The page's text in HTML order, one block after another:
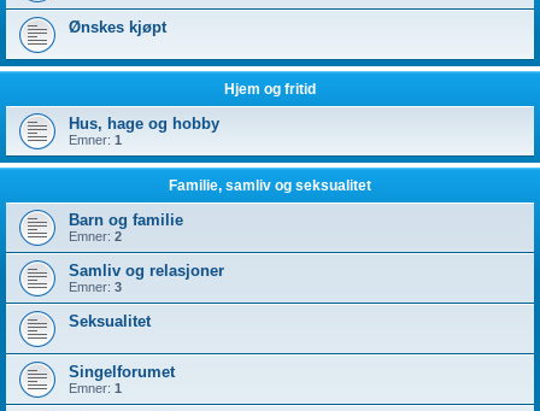
Ønskes kjøpt
Hjem og fritid
Hus, hage og hobby
Emner: 1
Familie, samliv og seksualitet
Barn og familie
Emner: 2
Samliv og relasjoner
Emner: 3
Seksualitet
Singelforumet
Emner: 1